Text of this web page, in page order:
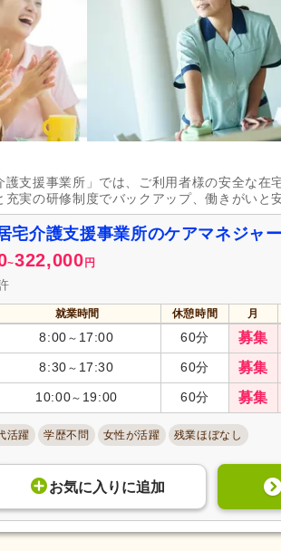
ンストラクター スポーツ指導員(1)
休2日(5,228) 週休2日 (7,572)
み (1,660) 土日祝休み (1,296)
み(3,884) 年間休日100日以上
120日以上 (1,559) 有給消化促進(28,854)
暇(3,287) 冬季休暇(1,118)
参加費補助 (2,106) 企業年金(1,404)
あり (5,246)
価制度あり(28,893) 処遇改善手当(5,831)
当(3,912) 寮・社宅あり(1,653)
扶養控除内考慮あり
制度あり(6,482) 正社員登用あり
(4,935) 歩合制あり(359)
自動車通勤可
通勤可(2,647)
護支援事業所」では、ご利用者様の安全な
実の研修制度でバックアップ、働きがいと
宅介護支援事業所のケアマネジャ
~322,000 円
就業時間 休憩時間 月
8:00 ～ 17:00 60分 募集
8:30 ～ 17:30 60分 募集
10:00～ 19:00 60分 募集
活躍 学歴不問 女性が活躍 残業ほぼなし
お気に入り に追加